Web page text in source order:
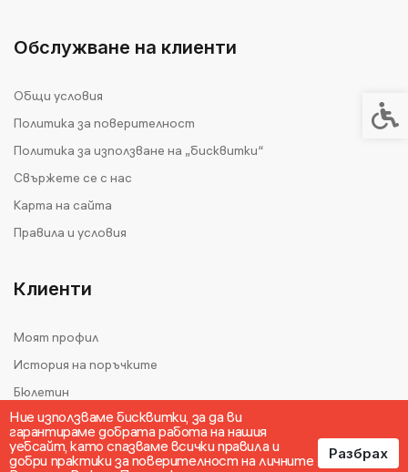
Ние използваме бисквитки, за да ви
гарантираме добрата работа на нашия
уебсайт, като спазваме всички правила и
добри практики за поверителност на личните
Разбрах
Обслужване на клиенти
Общи условия
Политика за поверителност
Политика за използване на „бисквитки“
Свържете се с нас
Карта на сайта
Правила и условия
Клиенти
Моят профил
История на поръчките
Бюлетин